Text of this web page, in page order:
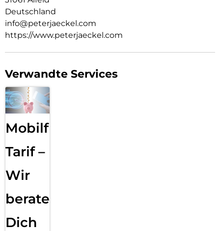
Deutschland
info@peterjaeckel.com
https://www.peterjaeckel.com
Verwandte Services
Mobilfunk
Tarif –
Wir
beraten
Dich